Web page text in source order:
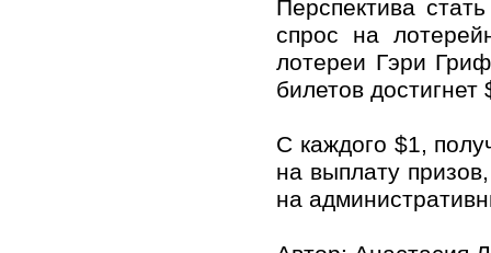
Перспектива
спрос на
лотереи Гэри
билетов
С каждого $1,
на выплату
на